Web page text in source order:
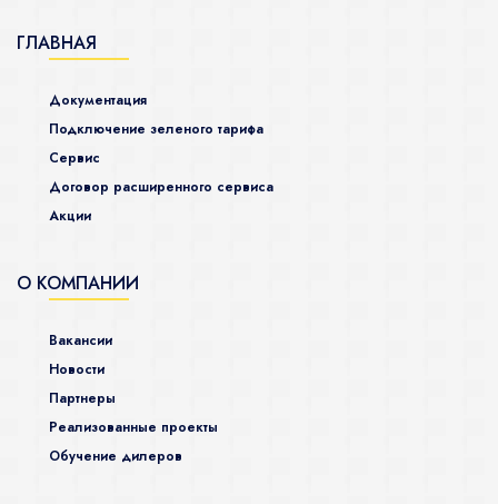
ГЛАВНАЯ
Документация
Подключение зеленого тарифа
Сервис
Договор расширенного сервиса
Акции
О КОМПАНИИ
Вакансии
Новости
Партнеры
Реализованные проекты
Обучение дилеров